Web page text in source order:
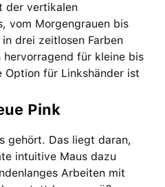
der vertikalen
vom Morgengrauen bis
drei zeitlosen Farben
für kleine bis
Option für Linkshänder ist
Pink
gehört. Das liegt daran,
intuitive Maus dazu
Arbeiten mit